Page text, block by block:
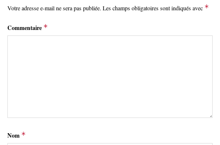
Votre adresse e-mail ne sera pas publiée. Les champs obligatoires sont indiqués avec *
Commentaire *
Nom *